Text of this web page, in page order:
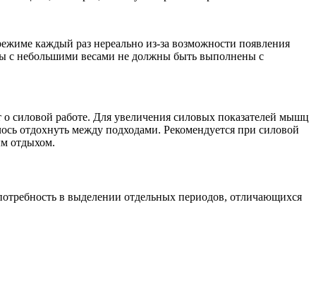
каждый раз нереально из-за возможности появления
с небольшими весами не должны быть выполнены с
силовой работе. Для увеличения силовых показателей мышц
отдохнуть между подходами. Рекомендуется при силовой
отдыхом.
в выделении отдельных периодов, отличающихся